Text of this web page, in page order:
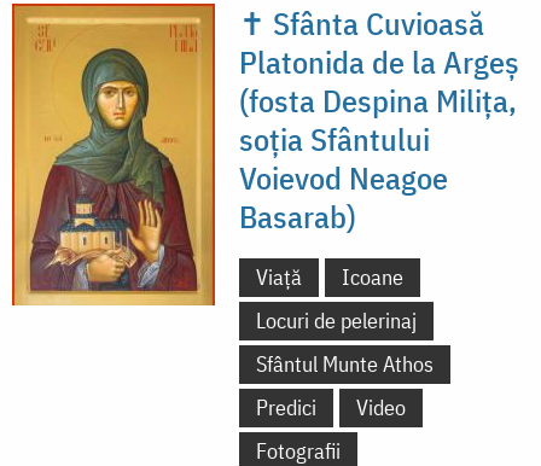
✝ Sfânta Cuvioasă
Platonida de la Argeș
(fosta Despina Milița,
soția Sfântului
Voievod Neagoe
Basarab)
Viață
Icoane
Locuri de pelerinaj
Sfântul Munte Athos
Predici
Video
Fotografii